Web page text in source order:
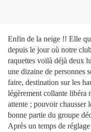
Enfin de la neige !! Elle
depuis le jour où notre
raquettes voilà déjà deux
une dizaine de personnes
faire, destination sur les
légèrement collante libéra
attente ; pouvoir chausser
bonne partie du groupe
Après un temps de